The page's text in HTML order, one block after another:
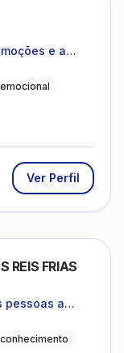
e a
Ver Perfil
REIS FRIAS
pessoas a